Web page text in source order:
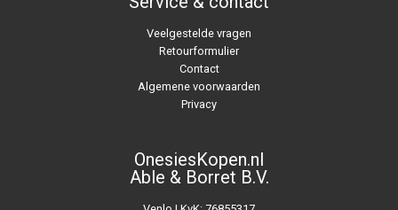
Veelgestelde vragen
Retourformulier
Contact
Algemene voorwaarden
Privacy
OnesiesKopen.nl
Able & Borret B.V.